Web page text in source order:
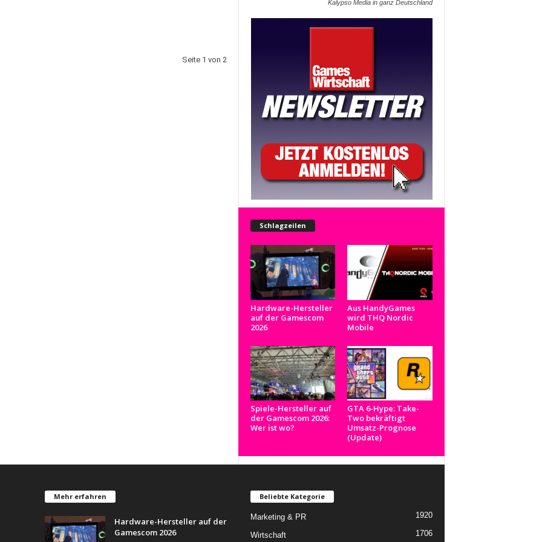
Seite 1 von 2
Kalypso Media in ganz Deutschland
Schlagzeilen
Hardware-Hersteller
auf der Gamescom
2026
Aus HandyGames
wird THQ Nordic
Mobile
Spiele-Hersteller auf
der Gamescom 2026:
Wer ist wo?
GTA 6-Hype: Take-
Two bekräftigt
Umsatz-Prognose
(Update)
Mehr erfahren
Hardware-Hersteller auf der
Gamescom 2026
Beliebte Kategorie
Marketing & PR 1920
Wirtschaft 1706